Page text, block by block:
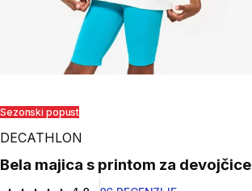
Sezonski popust
DECATHLON
Bela majica s printom za devojčice